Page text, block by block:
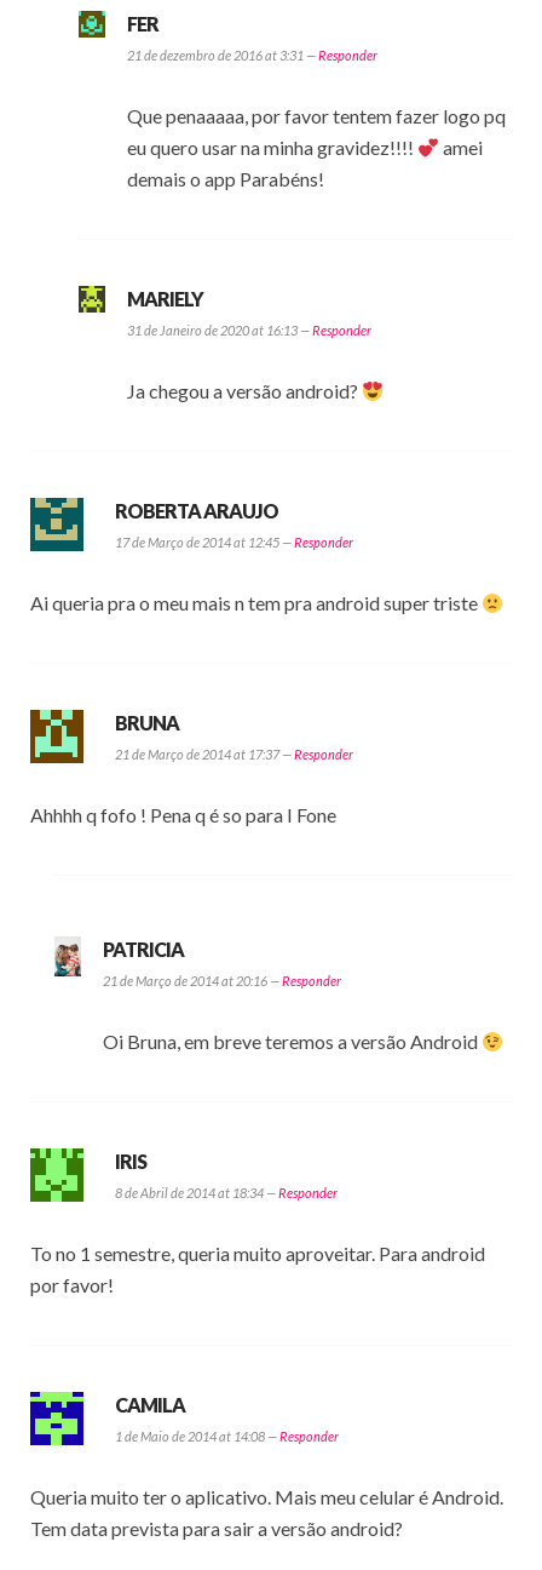
FER
21 de dezembro de 2016 at 3:31 —Responder
Que penaaaaa, por favor tentem fazer logo pq
eu quero usar na minha gravidez!!!!
amei
demais o app Parabéns!
MARIELY
31 de Janeiro de 2020 at 16:13 —Responder
Ja chegou a versão android?
ROBERTA ARAUJO
17 de Março de 2014 at 12:45 —Responder
Ai queria pra o meu mais n tem pra android super triste
BRUNA
21 de Março de 2014 at 17:37 —Responder
Ahhhh q fofo ! Pena q é so para I Fone
PATRICIA
21 de Março de 2014 at 20:16 —Responder
Oi Bruna, em breve teremos a versão Android
IRIS
8 de Abril de 2014 at 18:34 —Responder
To no 1 semestre, queria muito aproveitar. Para android
por favor!
CAMILA
1 de Maio de 2014 at 14:08 —Responder
Queria muito ter o aplicativo. Mais meu celular é Android.
Tem data prevista para sair a versão android?